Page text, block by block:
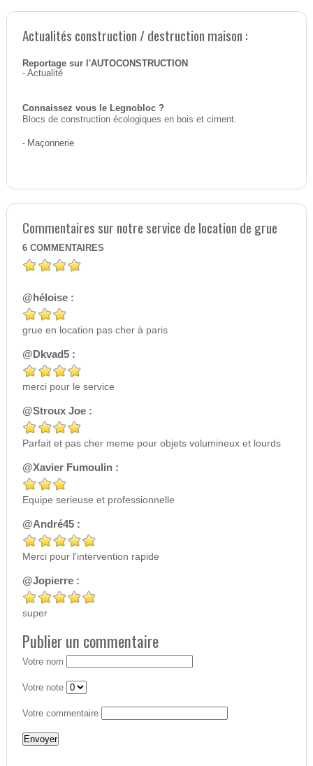
Actualités construction / destruction maison :
Reportage sur l'AUTOCONSTRUCTION
- Actualité
Connaissez vous le Legnobloc ?
Blocs de construction écologiques en bois et ciment.
- Maçonnerie
Commentaires sur notre service de location de grue
6 COMMENTAIRES
@héloise :
grue en location pas cher à paris
@Dkvad5 :
merci pour le service
@Stroux Joe :
Parfait et pas cher meme pour objets volumineux et lourds
@Xavier Fumoulin :
Equipe serieuse et professionnelle
@André45 :
Merci pour l'intervention rapide
@Jopierre :
super
Publier un commentaire
Votre nom
Votre note
Votre commentaire